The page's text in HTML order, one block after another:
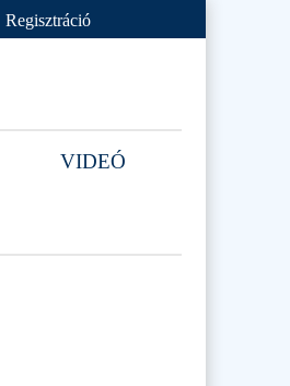
Regisztráció
VIDEÓ